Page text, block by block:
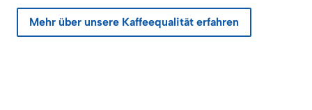
Mehr über unsere Kaffeequalität erfahren